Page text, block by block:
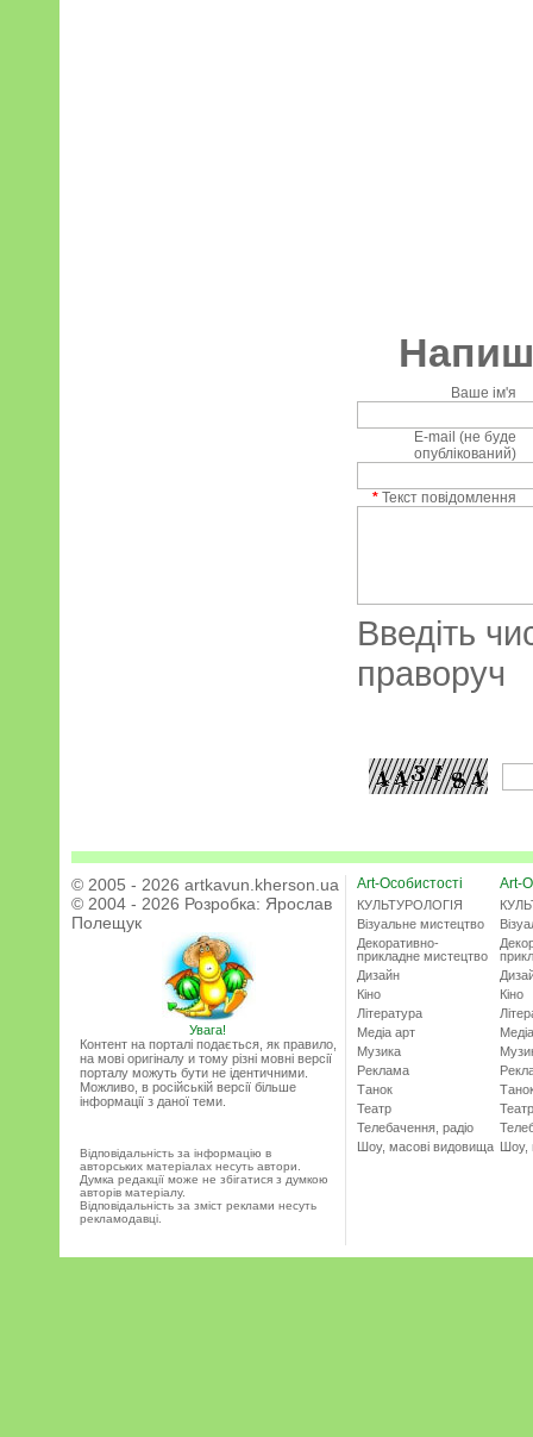
Ваше ім'я
E-mail (не буде
опублікований)
* Текст повідомлення
Введіть
праворуч
© 2005 - 2026 artkavun.kherson.ua
© 2004 - 2026 Розробка: Ярослав
Полещук
Увага!
Контент на порталі подається, як правило,
на мові оригіналу и тому різні мовні версії
порталу можуть бути не ідентичними.
Можливо, в російській версії більше
інформації з даної теми.
Відповідальність за інформацію в
авторських матеріалах несуть автори.
Думка редакції може не збігатися з думкою
авторів матеріалу.
Відповідальність за зміст реклами несуть
рекламодавці.
Art-Особистості
КУЛЬТУРОЛОГІЯ
Візуальне мистецтво
Декоративно-
прикладне мистецтво
Дизайн
Кіно
Література
Медіа арт
Музика
Реклама
Танок
Театр
Телебачення, радіо
Шоу, масові видовища
Art-
Кіно
Театр
Шоу,